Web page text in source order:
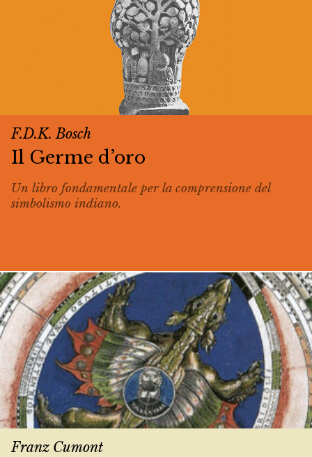
F.D.K. Bosch
Il Germe d’oro
Un libro fondamentale per la comprensione del
simbolismo indiano.
Franz Cumont